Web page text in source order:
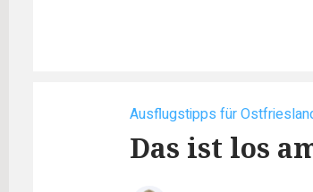
Ausflugstipps für
Das ist los